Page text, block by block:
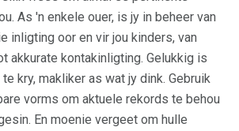
As 'n enkele ouer, is jy in beheer van
inligting oor en vir jou kinders, van
akkurate kontakinligting. Gelukkig is
kry, makliker as wat jy dink. Gebruik
vorms om aktuele rekords te behou
En moenie vergeet om hulle